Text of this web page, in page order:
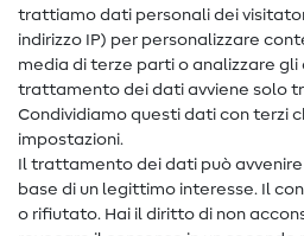
Assistenza e contatto
Contatto
Informazioni sul nuovo proprietario
FAQ
Diritto di recesso
trattiamo dati personali dei
indirizzo IP) per personalizzare
media di terze parti o analizzare gli
trattamento dei dati avviene solo
Condividiamo questi dati con terzi
impostazioni.
Il trattamento dei dati può
base di un legittimo interesse. Il
o rifiutato. Hai il diritto di non